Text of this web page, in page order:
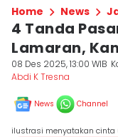
Home News
4 Tanda
Lamaran,
08 Des 2025, 13:00 WIB
Abdi K Tresna
News Channel
ilustrasi menyatakan cinta